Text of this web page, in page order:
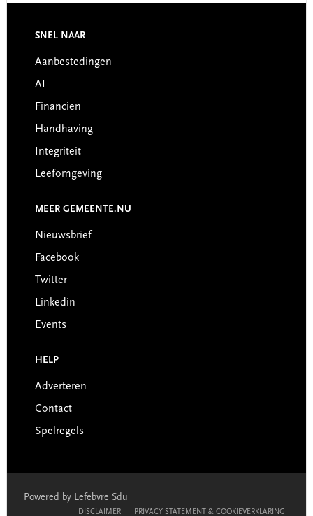
Footer
SNEL NAAR
Aanbestedingen
AI
Financiën
Handhaving
Integriteit
Leefomgeving
MEER GEMEENTE.NU
Nieuwsbrief
Facebook
Twitter
Linkedin
Events
HELP
Adverteren
Contact
Spelregels
Powered by Lefebvre Sdu
DISCLAIMER PRIVACY STATEMENT & COOKIEVERKLARING